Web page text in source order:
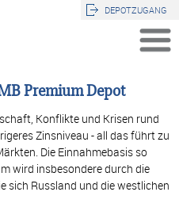
DEPOTZUGANG
Premium Depot
Konflikte und Krisen rund
Zinsniveau - all das führt zu
Die Einnahmebasis so
wird insbesondere durch die
sich Russland und die westlichen